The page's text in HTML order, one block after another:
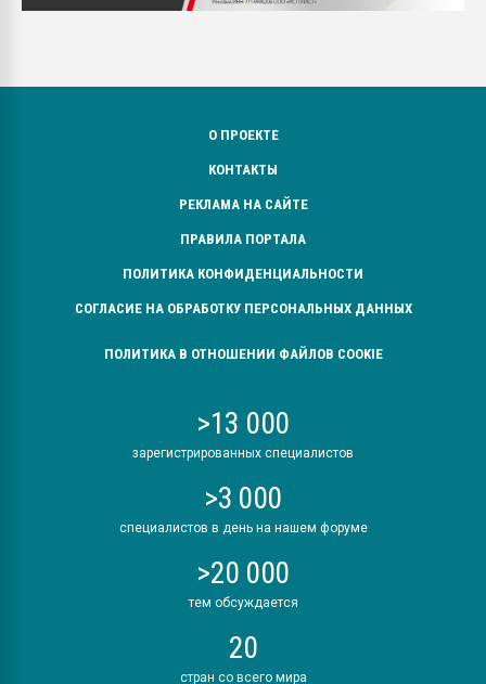
О ПРОЕКТЕ
КОНТАКТЫ
РЕКЛАМА НА САЙТЕ
ПРАВИЛА ПОРТАЛА
ПОЛИТИКА КОНФИДЕНЦИАЛЬНОСТИ
СОГЛАСИЕ НА ОБРАБОТКУ ПЕРСОНАЛЬНЫХ ДАННЫХ
ПОЛИТИКА В ОТНОШЕНИИ ФАЙЛОВ COOKIE
>13 000
зарегистрированных специалистов
>3 000
специалистов в день на нашем форуме
>20 000
тем обсуждается
20
стран со всего мира